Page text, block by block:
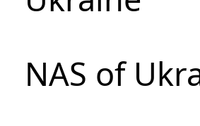
NAS of